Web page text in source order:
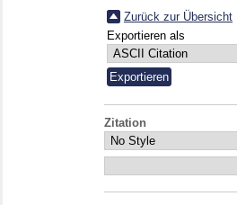
Zurück zur Übersicht
Exportieren als
Zitation